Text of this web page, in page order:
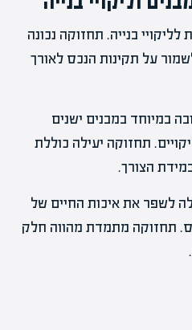
בנייה. תחזוקה נכונה
על תקינות הנכס לאורך
במיוחד במבנים ישנים
תחזוקה יעילה כוללת
הצורך.
לשפר את איכות החיים של
תחזוקה מתמדת מהווה חלק